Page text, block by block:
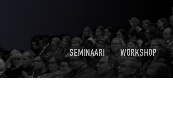
SEMINAARI WORKSHOP